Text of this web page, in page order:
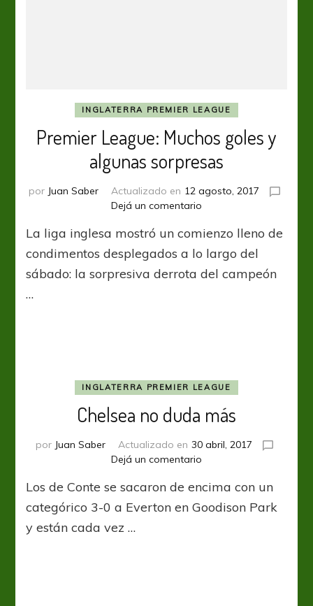
INGLATERRA PREMIER LEAGUE
Premier League: Muchos goles y
algunas sorpresas
por Juan Saber Actualizado en 12 agosto, 2017
Dejá un comentario
League:
Muchos
goles
y
La liga inglesa mostró un comienzo lleno de
condimentos desplegados a lo largo del
sábado: la sorpresiva derrota del campeón
…
INGLATERRA PREMIER LEAGUE
Chelsea no duda más
por Juan Saber Actualizado en 30 abril, 2017
Dejá un comentario
no
duda
Los de Conte se sacaron de encima con un
categórico 3-0 a Everton en Goodison Park
y están cada vez …